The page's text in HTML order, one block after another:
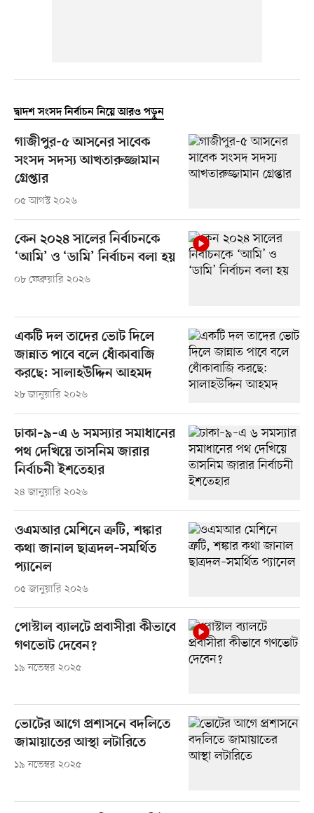
দ্বাদশ সংসদ নির্বাচন নিয়ে আরও পড়ুন
গাজীপুর-৫ আসনের সাবেক
সংসদ সদস্য আখতারুজ্জামান
গ্রেপ্তার
০৫ আগস্ট ২০২৬
কেন ২০২৪ সালের নির্বাচনকে
‘আমি’ ও ‘ডামি’ নির্বাচন বলা হয়
০৮ ফেব্রুয়ারি ২০২৬
একটি দল তাদের ভোট দিলে
জান্নাত পাবে বলে ধোঁকাবাজি
করছে: সালাহউদ্দিন আহমদ
২৮ জানুয়ারি ২০২৬
ঢাকা–৯–এ ৬ সমস্যার সমাধানের
পথ দেখিয়ে তাসনিম জারার
নির্বাচনী ইশতেহার
২৪ জানুয়ারি ২০২৬
ওএমআর মেশিনে ত্রুটি, শঙ্কার
কথা জানাল ছাত্রদল–সমর্থিত
প্যানেল
০৫ জানুয়ারি ২০২৬
পোস্টাল ব্যালটে প্রবাসীরা কীভাবে
গণভোট দেবেন?
১৯ নভেম্বর ২০২৫
ভোটের আগে প্রশাসনে বদলিতে
জামায়াতের আস্থা লটারিতে
১৯ নভেম্বর ২০২৫